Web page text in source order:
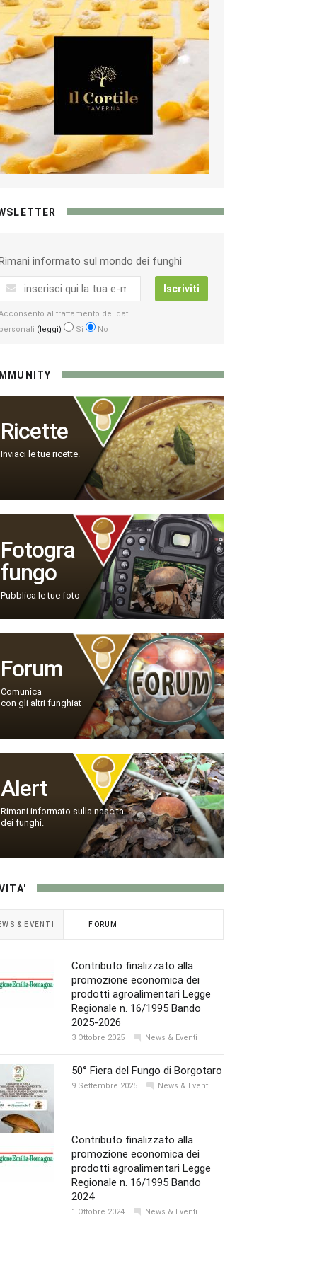
informato sul mondo dei funghi
Iscriviti
al trattamento dei dati
(leggi) Si No
Ricette
Inviaci le tue ricette.
Fotogra
fungo
Pubblica le tue foto
Forum
Comunica
con gli altri funghiat
Alert
Rimani informato sulla nascita
dei funghi.
& EVENTI FORUM
Contributo finalizzato alla
promozione economica dei
prodotti agroalimentari Legge
Regionale n. 16/1995 Bando
2025-2026
3 Ottobre 2025 News & Eventi
50° Fiera del Fungo di Borgotaro
9 Settembre 2025 News & Eventi
Contributo finalizzato alla
promozione economica dei
prodotti agroalimentari Legge
Regionale n. 16/1995 Bando
2024
1 Ottobre 2024 News & Eventi